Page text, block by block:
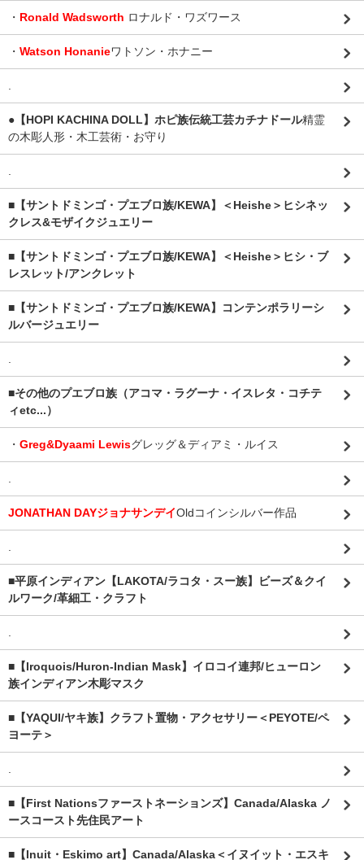
・ Ronald Wadsworth ロナルド・ワズワース
・ Watson Honanieワトソン・ホナニー
.
●【HOPI KACHINA DOLL】ホピ族伝統工芸カチナドール精霊
の木彫人形・木工芸術・お守り
.
■【サントドミンゴ・プエブロ族/KEWA】＜Heishe＞ヒシネッ
クレス&モザイクジュエリー
■【サントドミンゴ・プエブロ族/KEWA】＜Heishe＞ヒシ・ブ
レスレット/アンクレット
■【サントドミンゴ・プエブロ族/KEWA】コンテンポラリーシ
ルバージュエリー
.
■その他のプエブロ族（アコマ・ラグーナ・イスレタ・コチテ
ィetc...）
・ Greg&Dyaami Lewisグレッグ＆ディアミ・ルイス
.
JONATHAN DAYジョナサンデイOldコインシルバー作品
.
■平原インディアン【LAKOTA/ラコタ・スー族】ビーズ＆クイ
ルワーク/革細工・クラフト
.
■【Iroquois/Huron-Indian Mask】イロコイ連邦/ヒューロン
族インディアン木彫マスク
■【YAQUI/ヤキ族】クラフト置物・アクセサリー＜PEYOTE/ペ
ヨーテ＞
.
■【First Nationsファーストネーションズ】Canada/Alaska ノ
ースコースト先住民アート
■【Inuit・Eskimo art】Canada/Alaska＜イヌイット・エスキ